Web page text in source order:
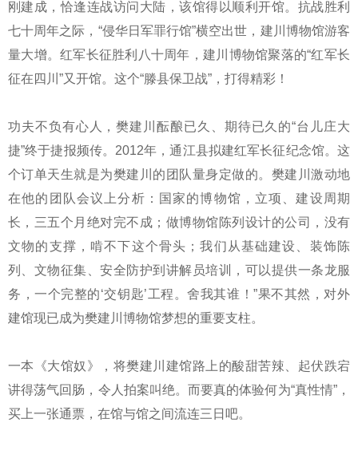
刚建成，恰逢连战访问大陆，该馆得以顺利开馆。抗战胜利
七十周年之际，“侵华日军罪行馆”横空出世，建川博物馆游客
量大增。红军长征胜利八十周年，建川博物馆聚落的“红军长
征在四川”又开馆。这个“滕县保卫战”，打得精彩！
功夫不负有心人，樊建川酝酿已久、期待已久的“台儿庄大
捷”终于捷报频传。2012年，通江县拟建红军长征纪念馆。这
个订单天生就是为樊建川的团队量身定做的。樊建川激动地
在他的团队会议上分析：国家的博物馆，立项、建设周期
长，三五个月绝对完不成；做博物馆陈列设计的公司，没有
文物的支撑，啃不下这个骨头；我们从基础建设、装饰陈
列、文物征集、安全防护到讲解员培训，可以提供一条龙服
务，一个完整的‘交钥匙’工程。舍我其谁！”果不其然，对外
建馆现已成为樊建川博物馆梦想的重要支柱。
一本《大馆奴》，将樊建川建馆路上的酸甜苦辣、起伏跌宕
讲得荡气回肠，令人拍案叫绝。而要真的体验何为“真性情”，
买上一张通票，在馆与馆之间流连三日吧。